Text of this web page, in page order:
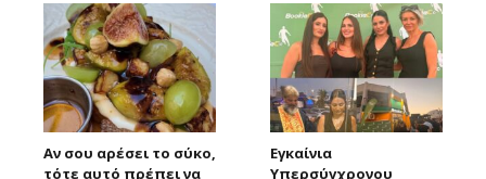
Αν σου αρέσει το σύκο,
τότε αυτό πρέπει να
Εγκαίνια
Υπερσύγχρονου